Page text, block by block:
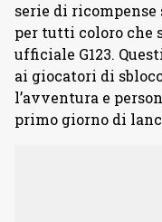
serie di
per tutti coloro che
ufficiale G123.
ai giocatori di
l’avventura e
primo giorno di